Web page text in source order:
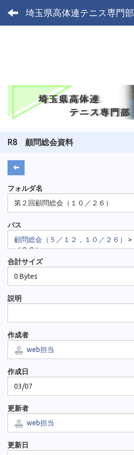
埼玉県高体連テニス専門部
R8 顧問総会資料
フォルダ名
第２回顧問総会（１０／２６）
パス
顧問総会（５／１２，１０／２６）
>
／２６）
合計サイズ
0 Bytes
説明
作成者
web担当
作成日
03/07
更新者
web担当
更新日